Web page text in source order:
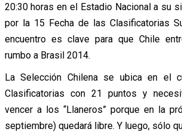
20:30 horas en el Estadio Nacional a su
por la 15 Fecha de las Clasificatorias
encuentro es clave para que Chile
rumbo a Brasil 2014.
La Selección Chilena se ubica en el
Clasificatorias con 21 puntos y
vencer a los “Llaneros” porque en la
septiembre) quedará libre. Y luego, sólo